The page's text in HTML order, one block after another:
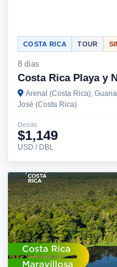
COSTA RICA TOUR
8 días
Costa Rica Playa y
Arenal (Costa Rica),
José (Costa Rica)
Desde
$1,149
USD / DBL